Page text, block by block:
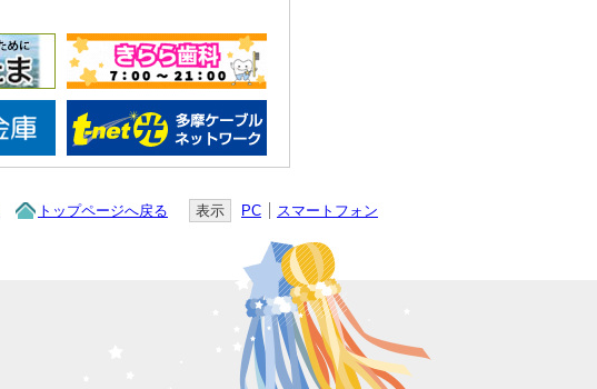
トップページへ戻る 表示 PC スマートフォン